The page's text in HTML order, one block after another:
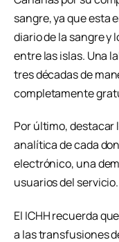
sangre, ya que esta
diario de la sangre y
entre las islas. Una
tres décadas de
completamente
Por último, destacar
analítica de cada
electrónico, una
usuarios del servicio.
El ICHH recuerda
a las transfusiones